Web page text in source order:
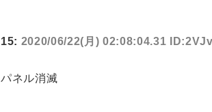
15: 2020/06/22(月) 02:08:04.31
パネル消滅